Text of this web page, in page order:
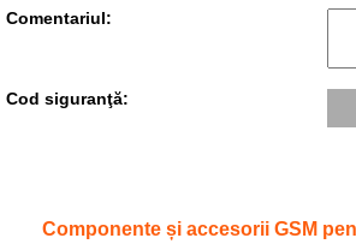
Comentariul:
Cod siguranţă:
Componente și accesorii GSM